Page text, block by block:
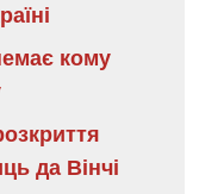
кому
да Вінчі